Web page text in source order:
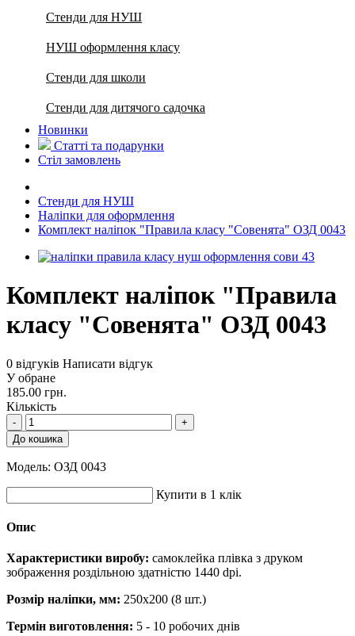
Стенди для НУШ
НУШ оформлення класу
Стенди для школи
Стенди для дитячого садочка
Новинки
Статті та подарунки
Стіл замовлень
Стенди для НУШ
Наліпки для оформлення
Комплект наліпок "Правила класу "Совенята" ОЗД 0043
Комплект наліпок "Правила
класу "Совенята" ОЗД 0043
0 відгуків Написати відгук
У обране
185.00 грн.
Кількість
-
+
До кошика
Модель: ОЗД 0043
Купити в 1 клік
Опис
Характеристики виробу: самоклейка плівка з друком
зображення роздільною здатністю 1440 dpi.
Розмір наліпки, мм: 250х200 (8 шт.)
Термін виготовлення: 5 - 10 робочих днів